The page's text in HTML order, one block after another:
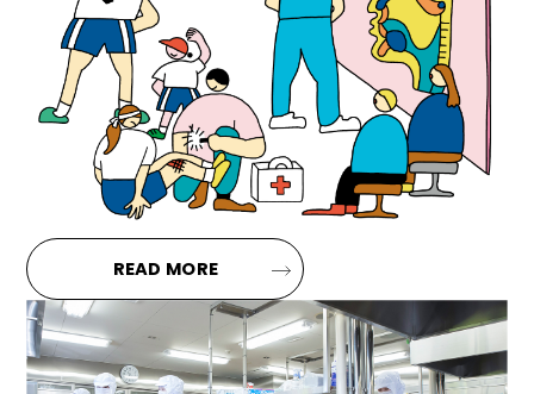
READ MORE